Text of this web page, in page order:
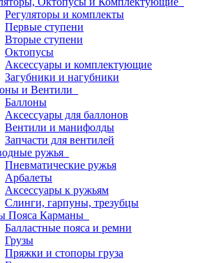
Регуляторы и комплекты
Первые ступени
Вторые ступени
Октопусы
Аксессуары и комплектующие
Загубники и нагубники
и Вентили
Баллоны
Аксессуары для баллонов
Вентили и манифолды
Запчасти для вентилей
ружья
Пневматические ружья
Арбалеты
Аксессуары к ружьям
Слинги, гарпуны, трезубцы
Пояса Карманы
Балластные пояса и ремни
Грузы
Пряжки и стопоры груза